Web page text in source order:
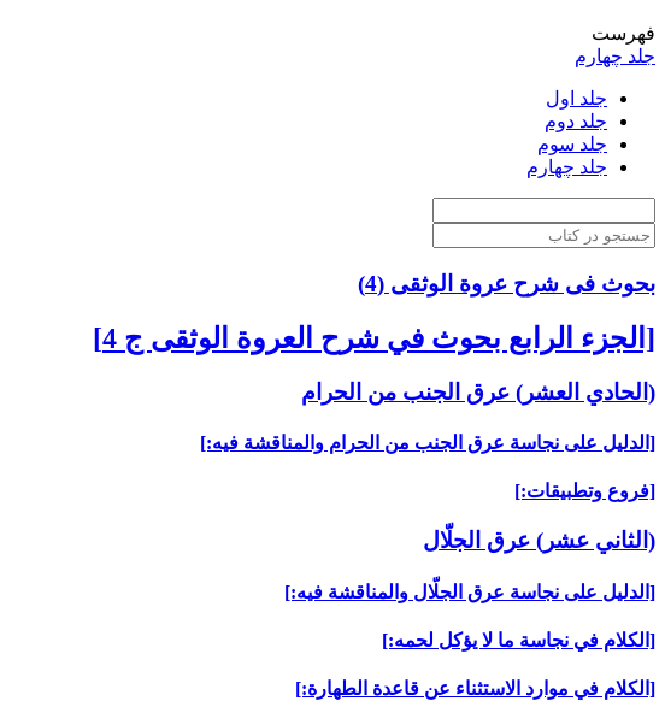
فهرست
جلد چهارم
جلد اول
جلد دوم
جلد سوم
جلد چهارم
بحوث فی شرح عروة الوثقی (4)
[الجزء الرابع بحوث في شرح العروة الوثقى ج 4]
(الحادي العشر) عرق الجنب من الحرام‏
[الدليل على نجاسة عرق الجنب من الحرام والمناقشة فيه:]
[فروع وتطبيقات:]
(الثاني عشر) عرق الجلّال‏
[الدليل على نجاسة عرق الجلّال والمناقشة فيه:]
[الكلام في نجاسة ما لا يؤكل لحمه:]
[الكلام في موارد الاستثناء عن قاعدة الطهارة:]